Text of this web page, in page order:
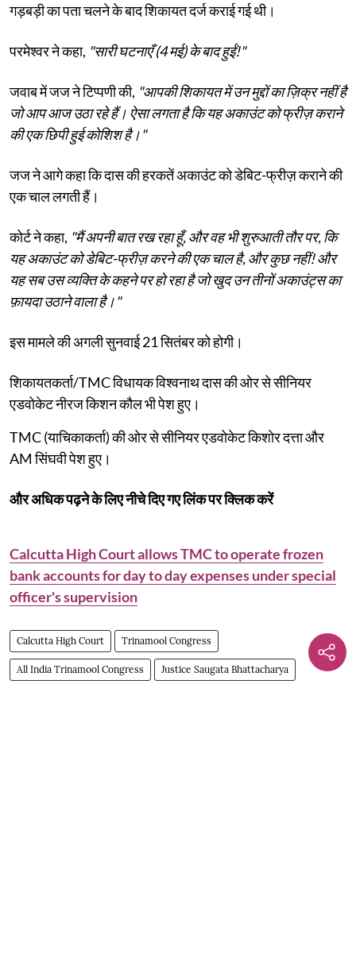
गड़बड़ी का पता चलने के बाद शिकायत दर्ज कराई गई थी।
परमेश्वर ने कहा, "सारी घटनाएँ (4 मई) के बाद हुईं!"
जवाब में जज ने टिप्पणी की, "आपकी शिकायत में उन मुद्दों का ज़िक्र नहीं है
जो आप आज उठा रहे हैं। ऐसा लगता है कि यह अकाउंट को फ्रीज़ कराने
की एक छिपी हुई कोशिश है।"
जज ने आगे कहा कि दास की हरकतें अकाउंट को डेबिट-फ्रीज़ कराने की
एक चाल लगती हैं।
कोर्ट ने कहा, "मैं अपनी बात रख रहा हूँ, और वह भी शुरुआती तौर पर, कि
यह अकाउंट को डेबिट-फ्रीज़ करने की एक चाल है, और कुछ नहीं! और
यह सब उस व्यक्ति के कहने पर हो रहा है जो खुद उन तीनों अकाउंट्स का
फ़ायदा उठाने वाला है।"
इस मामले की अगली सुनवाई 21 सितंबर को होगी।
शिकायतकर्ता/TMC विधायक विश्वनाथ दास की ओर से सीनियर
एडवोकेट नीरज किशन कौल भी पेश हुए।
TMC (याचिकाकर्ता) की ओर से सीनियर एडवोकेट किशोर दत्ता और
AM सिंघवी पेश हुए।
और अधिक पढ़ने के लिए नीचे दिए गए लिंक पर क्लिक करें
Calcutta High Court allows TMC to operate frozen
bank accounts for day to day expenses under special
officer's supervision
Calcutta High Court Trinamool Congress
All India Trinamool Congress Justice Saugata Bhattacharya